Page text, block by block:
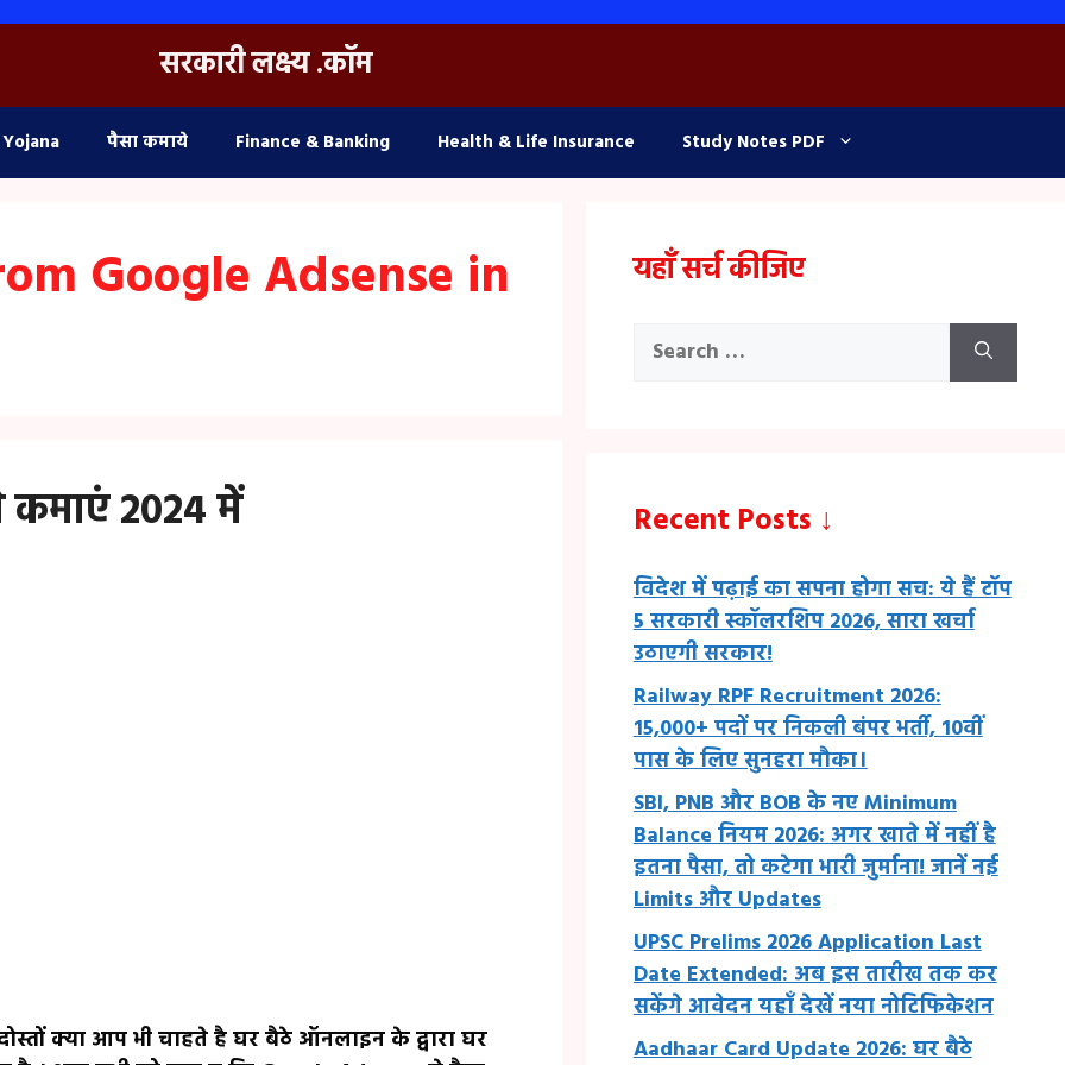
सरकारी लक्ष्य .कॉम
पैसा कमाये Finance & Banking Health & Life Insurance Study Notes PDF
Google Adsense in
2024 में
क्या आप भी चाहते है घर बैठे ऑनलाइन के द्वारा घर
यहाँ सर्च कीजिए
Search
Recent Posts ↓
विदेश में पढ़ाई का सपना होगा सच: ये हैं टॉप
5 सरकारी स्कॉलरशिप 2026, सारा खर्चा
उठाएगी सरकार!
Railway RPF Recruitment 2026:
15,000+ पदों पर निकली बंपर भर्ती, 10वीं
पास के लिए सुनहरा मौका।
SBI, PNB और BOB के नए Minimum
Balance नियम 2026: अगर खाते में नहीं है
इतना पैसा, तो कटेगा भारी जुर्माना! जानें नई
Limits और Updates
UPSC Prelims 2026 Application Last
Date Extended: अब इस तारीख तक कर
सकेंगे आवेदन यहाँ देखें नया नोटिफिकेशन
Aadhaar Card Update 2026: घर बैठे